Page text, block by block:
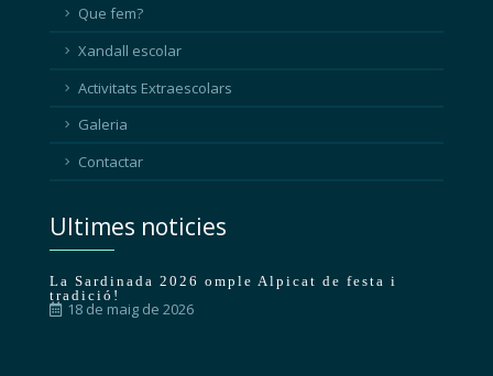
Que fem?
Xandall escolar
Activitats Extraescolars
Galeria
Contactar
Ultimes noticies
La Sardinada 2026 omple Alpicat de festa i
tradició!
18 de maig de 2026